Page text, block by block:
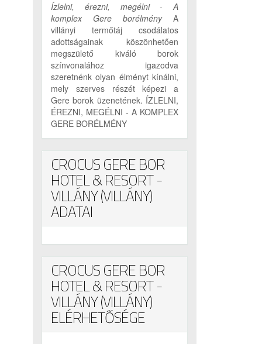
Ízlelni, érezni, megélni - A
komplex Gere borélményA
villányi termőtáj csodálatos
adottságainak köszönhetően
megszülető kiváló borok
színvonalához igazodva
szeretnénk olyan élményt kínálni,
mely szerves részét képezi a
Gere borok üzenetének. ÍZLELNI,
ÉREZNI, MEGÉLNI - A KOMPLEX
GERE BORÉLMÉNY
CROCUS GERE BOR
HOTEL & RESORT -
VILLÁNY (VILLÁNY)
ADATAI
CROCUS GERE BOR
HOTEL & RESORT -
VILLÁNY (VILLÁNY)
ELÉRHETŐSÉGE